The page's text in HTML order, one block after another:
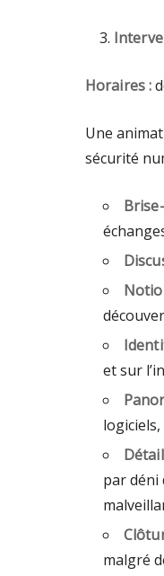
Horaires :
Une
sécurité
et sur
par déni
malgré